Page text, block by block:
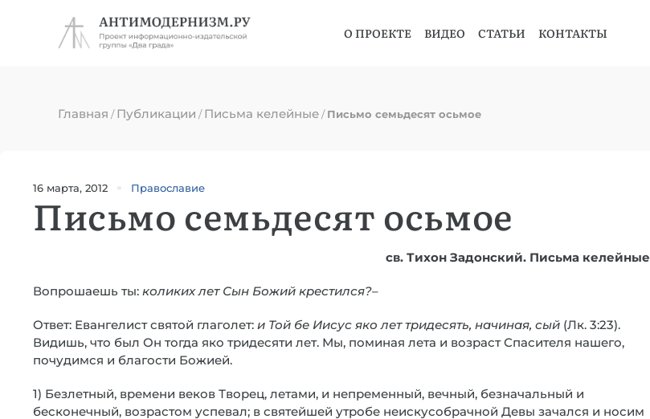
О ПРОЕКТЕ ВИДЕО СТАТЬИ КОНТАКТЫ
Главная /Публикации /Письма келейные/Письмо семьдесят осьмое
16 марта, 2012 Православие
Письмо семьдесят осьмое
св. Тихон Задонский. Письма келейные
Вопрошаешь ты: коликих лет Сын Божий крестился?–
Ответ: Евангелист святой глаголет: и Той бе Иисус яко лет тридесять, начиная, сый (Лк. 3:23).
Видишь, что был Он тогда яко тридесяти лет. Мы, поминая лета и возраст Спасителя нашего,
почудимся и благости Божией.
1) Безлетный, времени веков Творец, летами, и непременный, вечный, безначальный и
бесконечный, возрастом успевал; в святейшей утробе неискусобрачной Девы зачался и носим